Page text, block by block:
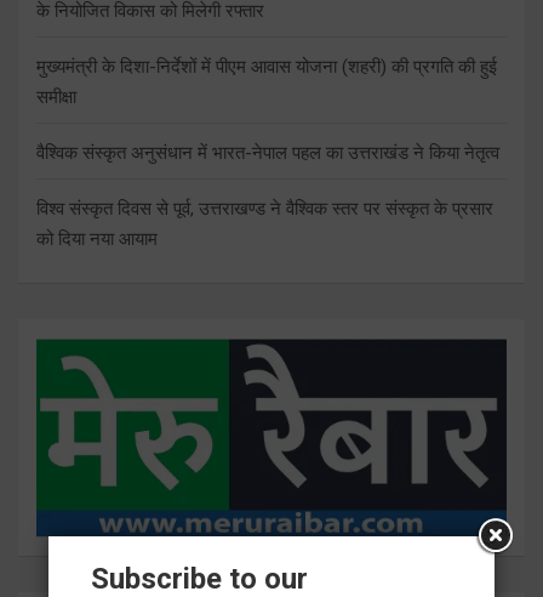
के नियोजित विकास को मिलेगी रफ्तार
मुख्यमंत्री के दिशा-निर्देशों में पीएम आवास योजना (शहरी) की प्रगति की हुई
समीक्षा
वैश्विक संस्कृत अनुसंधान में भारत-नेपाल पहल का उत्तराखंड ने किया नेतृत्व
विश्व संस्कृत दिवस से पूर्व, उत्तराखण्ड ने वैश्विक स्तर पर संस्कृत के प्रसार
को दिया नया आयाम
Subscribe to our